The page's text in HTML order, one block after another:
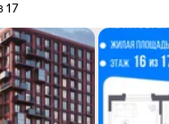
17